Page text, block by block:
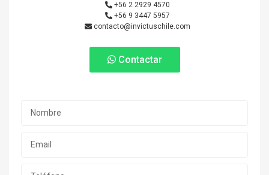
+56 2 2929 4570
+56 9 3447 5957
contacto@invictuschile.com
Contactar